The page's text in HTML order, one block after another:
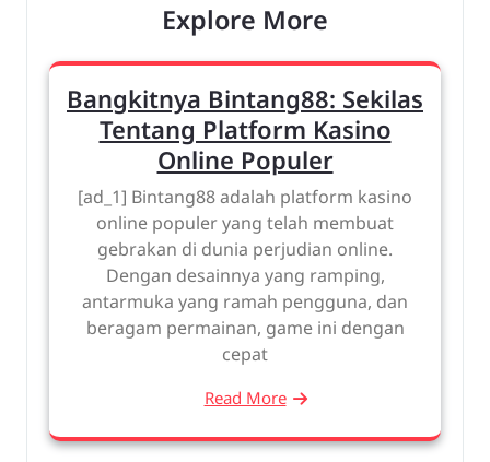
Explore More
Bangkitnya Bintang88: Sekilas
Tentang Platform Kasino
Online Populer
[ad_1] Bintang88 adalah platform kasino
online populer yang telah membuat
gebrakan di dunia perjudian online.
Dengan desainnya yang ramping,
antarmuka yang ramah pengguna, dan
beragam permainan, game ini dengan
cepat
Read More